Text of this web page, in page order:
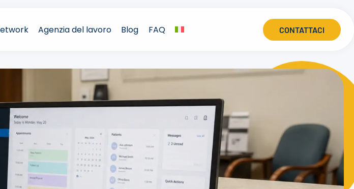
Agenzia del lavoro Blog FAQ CONTATTACI